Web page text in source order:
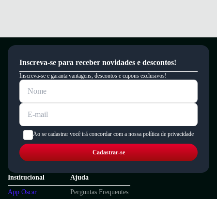
Inscreva-se para receber novidades e descontos!
Inscreva-se e garanta vantagens, descontos e cupons exclusivos!
Ao se cadastrar você irá concordar com a nossa política de privacidade
Cadastrar-se
Institucional
App Oscar
Ajuda
Perguntas Frequentes